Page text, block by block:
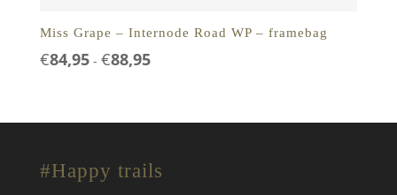
Miss Grape – Internode Road WP – framebag
€84,95 - €88,95Prijsklasse:
#Happy trails